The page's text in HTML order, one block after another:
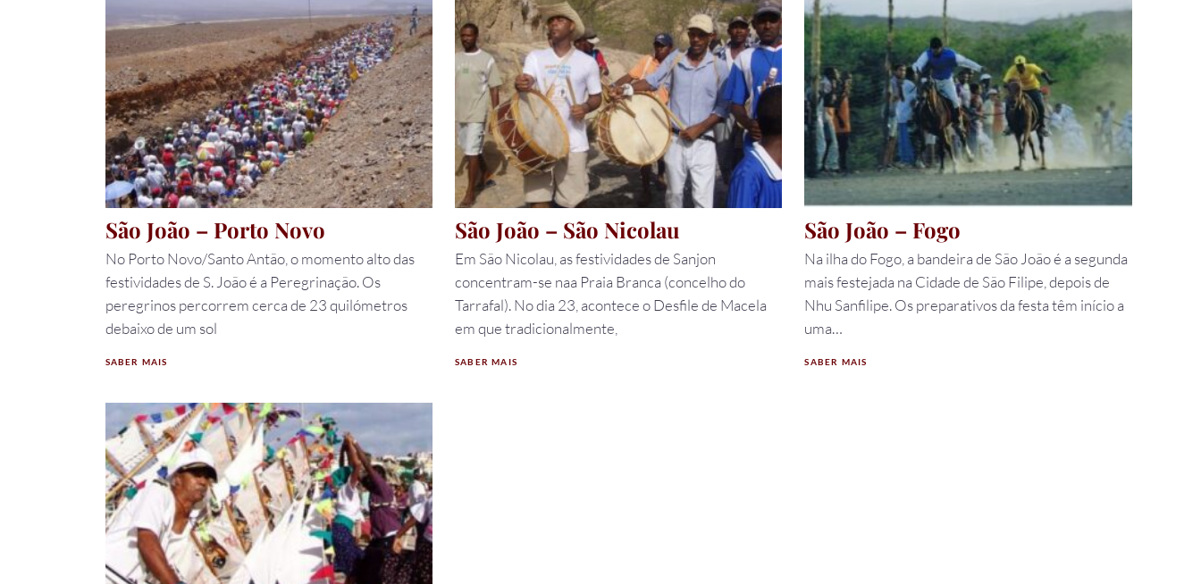
São João – Porto Novo
No Porto Novo/Santo Antão, o momento alto das
festividades de S. João é a Peregrinação. Os
peregrinos percorrem cerca de 23 quilómetros
debaixo de um sol
SABER MAIS
São João – São Nicolau
Em São Nicolau, as festividades de Sanjon
concentram-se naa Praia Branca (concelho do
Tarrafal). No dia 23, acontece o Desfile de Macela
em que tradicionalmente,
SABER MAIS
São João – Fogo
Na ilha do Fogo, a bandeira de São João é a segunda
mais festejada na Cidade de São Filipe, depois de
Nhu Sanfilipe. Os preparativos da festa têm início a
uma…
SABER MAIS